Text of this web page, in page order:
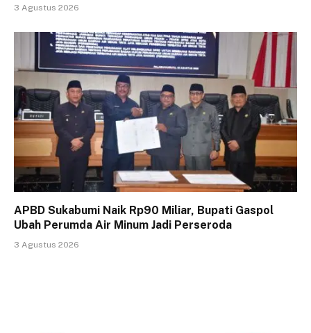
3 Agustus 2026
APBD Sukabumi Naik Rp90 Miliar, Bupati Gaspol
Ubah Perumda Air Minum Jadi Perseroda
3 Agustus 2026